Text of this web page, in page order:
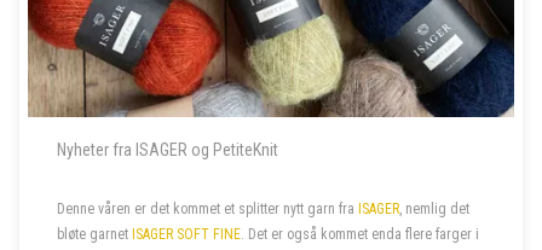
Nyheter fra ISAGER og PetiteKnit
Denne våren er det kommet et splitter nytt garn fra ISAGER, nemlig det
bløte garnet ISAGER SOFT FINE. Det er også kommet enda flere farger i